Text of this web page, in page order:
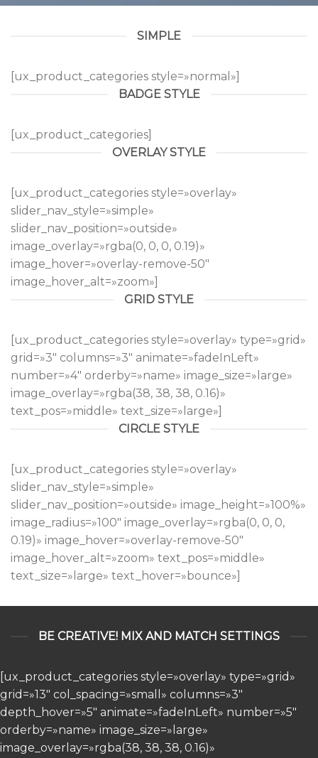
SIMPLE
[ux_product_categories style=»normal»]
BADGE STYLE
[ux_product_categories]
OVERLAY STYLE
[ux_product_categories style=»overlay»
slider_nav_style=»simple»
slider_nav_position=»outside»
image_overlay=»rgba(0, 0, 0, 0.19)»
image_hover=»overlay-remove-50″
image_hover_alt=»zoom»]
GRID STYLE
[ux_product_categories style=»overlay» type=»grid»
grid=»3″ columns=»3″ animate=»fadeInLeft»
number=»4″ orderby=»name» image_size=»large»
image_overlay=»rgba(38, 38, 38, 0.16)»
text_pos=»middle» text_size=»large»]
CIRCLE STYLE
[ux_product_categories style=»overlay»
slider_nav_style=»simple»
slider_nav_position=»outside» image_height=»100%»
image_radius=»100″ image_overlay=»rgba(0, 0, 0,
0.19)» image_hover=»overlay-remove-50″
image_hover_alt=»zoom» text_pos=»middle»
text_size=»large» text_hover=»bounce»]
BE CREATIVE! MIX AND MATCH SETTINGS
[ux_product_categories style=»overlay» type=»grid»
grid=»13″ col_spacing=»small» columns=»3″
depth_hover=»5″ animate=»fadeInLeft» number=»5″
orderby=»name» image_size=»large»
image_overlay=»rgba(38, 38, 38, 0.16)»